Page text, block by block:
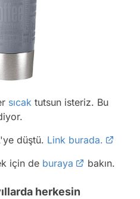
sıcak tutsun isteriz. Bu
düştü. Link burada.
için de buraya bakın.
herkesin